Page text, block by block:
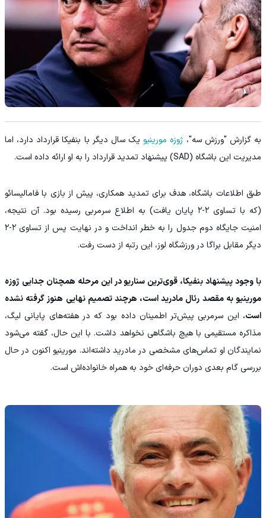
به گزارش "ورزش سه"، ژوزه مورینیو یک سال دیگر با بنفیکا قرارداد دارد، اما
مدیریت این باشگاه (SAD) پیشنهاد تمدید قرارداد را به او ارائه داده است.
طبق اطلاعات باشگاه، هدف برای تمدید همکاری، پیش از بازی با فامالیسائو
(که با تساوی ۲-۲ پایان یافت) به اطلاع سرمربی رسیده بود. آن نتیجه،
امنیت جایگاه دوم جدول را به خطر انداخت و در نهایت پس از تساوی ۲-۲
دیگر مقابل براگا در ورزشگاه لوز، این رتبه از دست رفت.
با وجود پیشنهاد بنفیکا، قوی‌ترین سناریو در این مرحله همچنان جدایی ژوزه
مورینیو به مقصد رئال مادرید است، هرچند تصمیم نهایی هنوز گرفته نشده
است. این سرمربی پیش‌تر اطمینان داده بود که در هفته‌های پایانی لیگ،
مذاکره مستقیمی با هیچ باشگاهی نخواهد داشت. با این حال، گفته می‌شود
نمایندگان او تماس‌های مشخصی در مادرید داشته‌اند. مورینیو اکنون در حال
بررسی گام بعدی دوران حرفه‌ای خود به همراه خانواده‌اش است.